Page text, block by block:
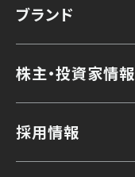
ブランド
株主・投資家情報
採用情報